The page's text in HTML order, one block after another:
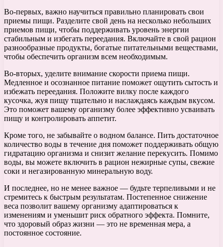
Во-первых, важно научиться правильно планировать свои
приемы пищи. Разделите свой день на несколько небольших
приемов пищи, чтобы поддерживать уровень энергии
стабильным и избегать переедания. Включайте в свой рацион
разнообразные продукты, богатые питательными веществами,
чтобы обеспечить организм всем необходимым.
Во-вторых, уделите внимание скорости приема пищи.
Медленное и осознанное питание поможет ощутить сытость и
избежать переедания. Положите вилку после каждого
кусочка, жуя пищу тщательно и наслаждаясь каждым вкусом.
Это поможет вашему организму более эффективно усваивать
пищу и контролировать аппетит.
Кроме того, не забывайте о водном балансе. Пить достаточное
количество воды в течение дня поможет поддерживать общую
гидратацию организма и снизит желание перекусить. Помимо
воды, вы можете включить в рацион нежирные супы, свежие
соки и негазированную минеральную воду.
И последнее, но не менее важное — будьте терпеливыми и не
стремитесь к быстрым результатам. Постепенное снижение
веса позволит вашему организму адаптироваться к
изменениям и уменьшит риск обратного эффекта. Помните,
что здоровый образ жизни — это не временная мера, а
постоянное состояние.